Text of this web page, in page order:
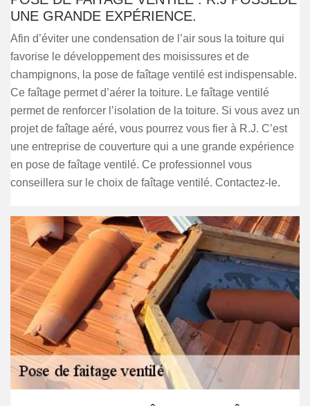
UNE GRANDE EXPÉRIENCE.
Afin d’éviter une condensation de l’air sous la toiture qui
favorise le développement des moisissures et de
champignons, la pose de faîtage ventilé est indispensable.
Ce faîtage permet d’aérer la toiture. Le faîtage ventilé
permet de renforcer l’isolation de la toiture. Si vous avez un
projet de faîtage aéré, vous pourrez vous fier à R.J. C’est
une entreprise de couverture qui a une grande expérience
en pose de faîtage ventilé. Ce professionnel vous
conseillera sur le choix de faîtage ventilé. Contactez-le.